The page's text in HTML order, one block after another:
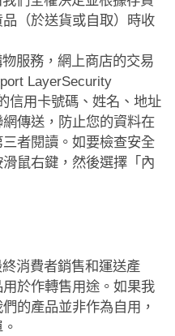
（於送貨或自取）時收
服務，網上商店的交易
LayerSecurity
信用卡號碼、姓名、地址
傳送，防止您的資料在
者閱讀。如要檢查安全
鼠右鍵，然後選擇「內
消費者銷售和運送產
於作轉售用途。如果我
的產品並非作為自用，